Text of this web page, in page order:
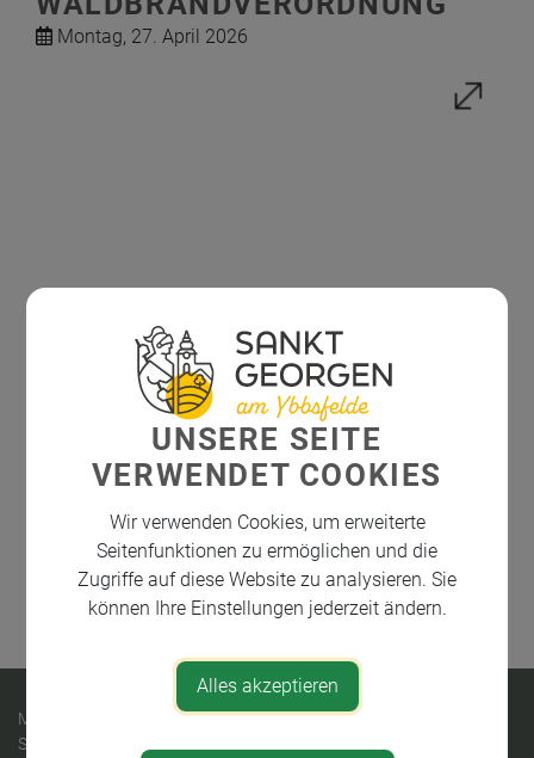
Montag, 27. April 2026
Waldbrandverordnung_2026.pdf
Teile den Artikel
MARKTGEMEINDE
St. Georgen am Ybbsfelde
UNSERE SEITE
VERWENDET COOKIES
Wir verwenden Cookies, um erweiterte
Seitenfunktionen zu ermöglichen und die
Zugriffe auf diese Website zu analysieren. Sie
können Ihre Einstellungen jederzeit ändern.
Alles akzeptieren